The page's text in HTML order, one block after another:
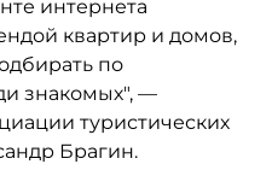
интернета
квартир и домов,
по
знакомых", —
туристических
Брагин.